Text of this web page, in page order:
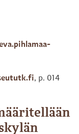
, p. 014